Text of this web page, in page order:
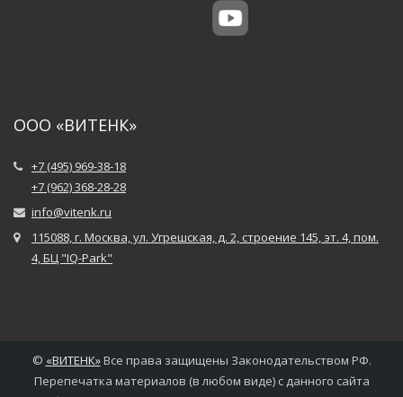
ООО «ВИТЕНК»
+7 (495) 969-38-18
+7 (962) 368-28-28
info@vitenk.ru
115088, г. Москва, ул. Угрешская, д. 2, строение 145, эт. 4, пом.
4, БЦ "IQ-Park"
© «ВИТЕНК»Все права защищены Законодательством РФ.
Перепечатка материалов (в любом виде) с данного сайта